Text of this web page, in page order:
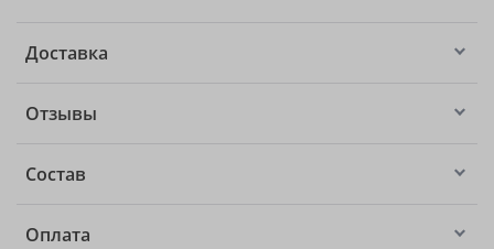
Доставка
Отзывы
Состав
Оплата